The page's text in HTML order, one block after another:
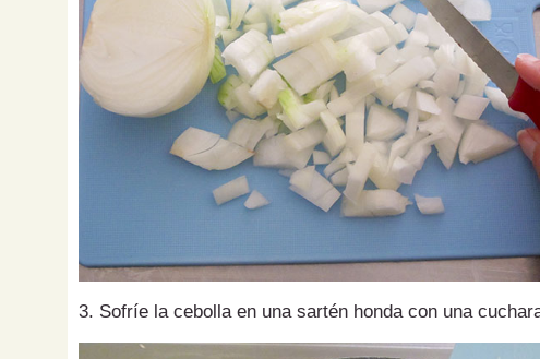
3. Sofríe la cebolla en una sartén honda con una